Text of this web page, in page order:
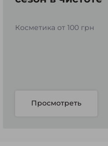
Косметика от 100 грн
Просмотреть